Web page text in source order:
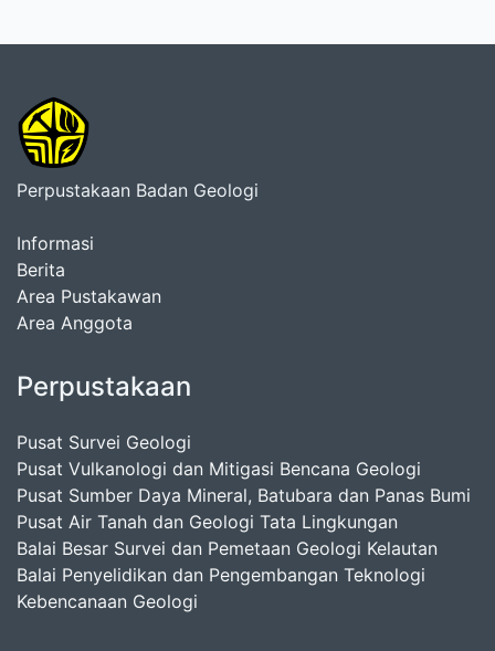
Perpustakaan Badan Geologi
Informasi
Berita
Area Pustakawan
Area Anggota
Perpustakaan
Pusat Survei Geologi
Pusat Vulkanologi dan Mitigasi Bencana Geologi
Pusat Sumber Daya Mineral, Batubara dan Panas Bumi
Pusat Air Tanah dan Geologi Tata Lingkungan
Balai Besar Survei dan Pemetaan Geologi Kelautan
Balai Penyelidikan dan Pengembangan Teknologi
Kebencanaan Geologi